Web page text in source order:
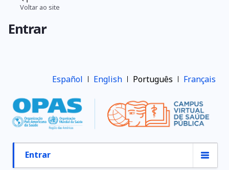
Pular
de
Voltar ao site
Entrar
Español English Português Français
Abas
Entrar